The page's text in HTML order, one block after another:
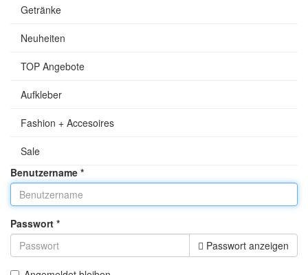
Getränke
Neuheiten
TOP Angebote
Aufkleber
Fashion + Accesoires
Sale
Benutzername *
Passwort *
Passwort anzeigen